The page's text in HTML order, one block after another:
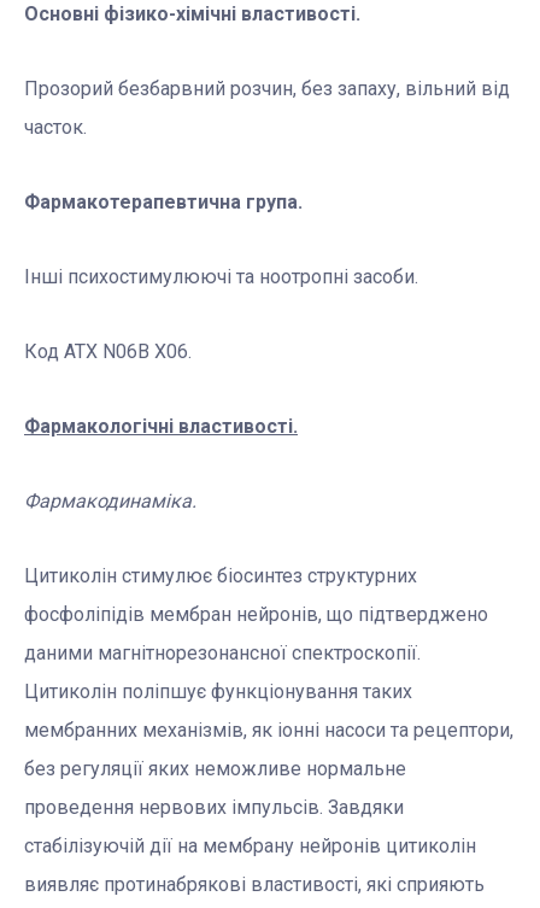
Основні фізико-хімічні властивості.
Прозорий безбарвний розчин, без запаху, вільний від
часток.
Фармакотерапевтична група.
Інші психостимулюючі та ноотропні засоби.
Код АТХ N06B X06.
Фармакологічні властивості.
Фармакодинаміка.
Цитиколін стимулює біосинтез структурних
фосфоліпідів мембран нейронів, що підтверджено
даними магнітнорезонансної спектроскопії.
Цитиколін поліпшує функціонування таких
мембранних механізмів, як іонні насоси та рецептори,
без регуляції яких неможливе нормальне
проведення нервових імпульсів. Завдяки
стабілізуючій дії на мембрану нейронів цитиколін
виявляє протинабрякові властивості, які сприяють